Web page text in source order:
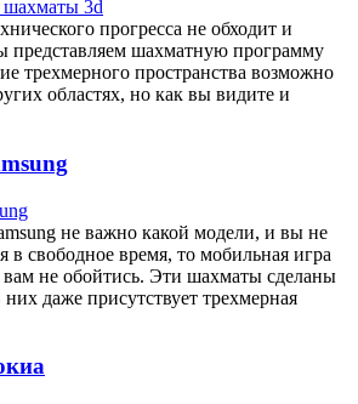
прогресса не обходит и
представляем шахматную программу
трехмерного пространства возможно
областях, но как вы видите и
не важно какой модели, и вы не
в свободное время, то мобильная игра
вам не обойтись. Эти шахматы сделаны
даже присутствует трехмерная